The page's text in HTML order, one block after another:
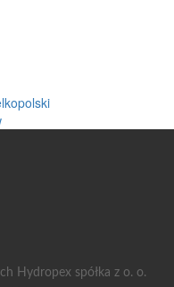
Hydropex spółka z o. o.